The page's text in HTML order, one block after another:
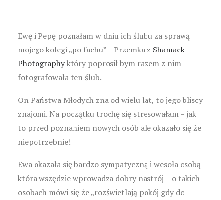
Ewę i Pepę poznałam w dniu ich ślubu za sprawą
mojego kolegi „po fachu” – Przemka z Shamack
Photographyktóry poprosił bym razem z nim
fotografowała ten ślub.
On Państwa Młodych zna od wielu lat, to jego bliscy
znajomi. Na początku trochę się stresowałam – jak
to przed poznaniem nowych osób ale okazało się że
niepotrzebnie!
Ewa okazała się bardzo sympatyczną i wesoła osobą
która wszędzie wprowadza dobry nastrój – o takich
osobach mówi się że „rozświetlają pokój gdy do